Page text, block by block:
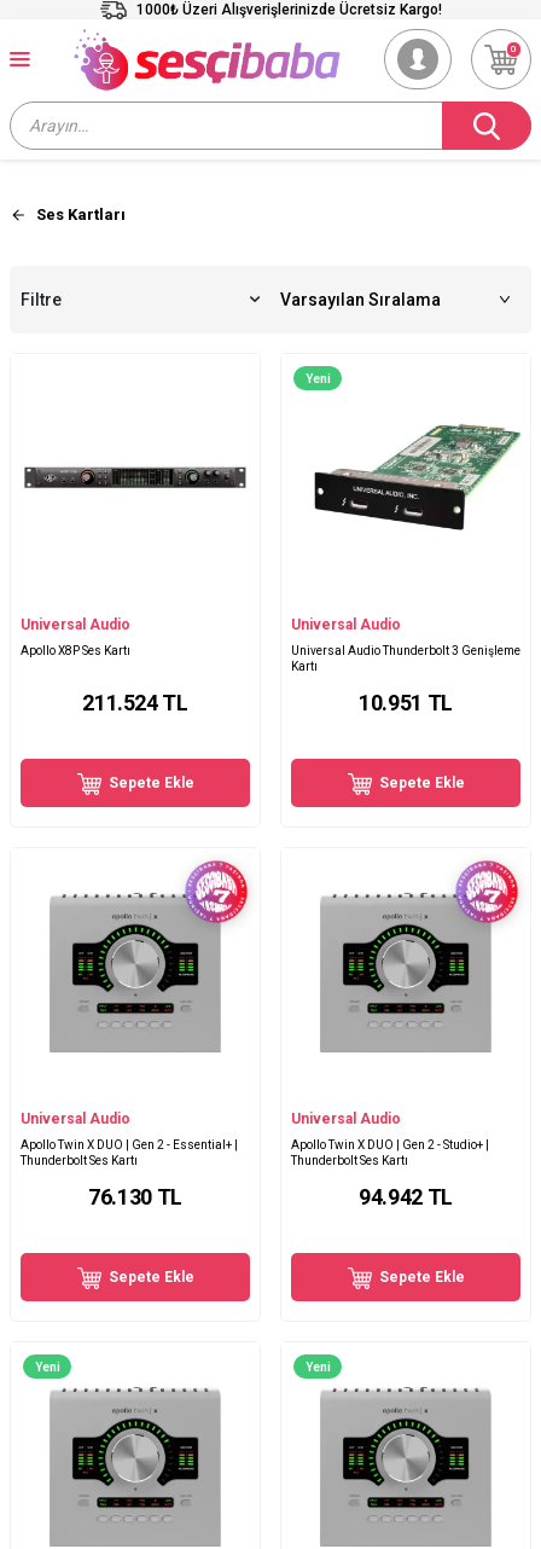
1000₺ Üzeri Alışverişlerinizde Ücretsiz Kargo!
0
Ses Kartları
Filtre
Universal Audio
Apollo X8P Ses Kartı
211.524TL
Sepete Ekle
Yeni
Universal Audio
Universal Audio Thunderbolt 3 Genişleme
Kartı
10.951 TL
Sepete Ekle
Universal Audio
Apollo Twin X DUO | Gen 2 - Essential+ |
Thunderbolt Ses Kartı
76.130TL
Sepete Ekle
Universal Audio
Apollo Twin X DUO | Gen 2 - Studio+ |
Thunderbolt Ses Kartı
94.942TL
Sepete Ekle
Yeni Yeni